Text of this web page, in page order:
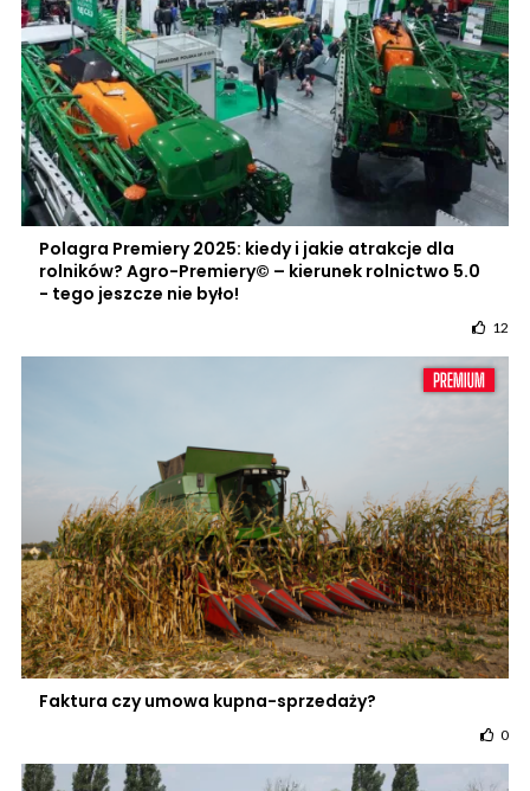
Polagra Premiery 2025: kiedy i jakie atrakcje dla
rolników? Agro-Premiery© – kierunek rolnictwo 5.0
- tego jeszcze nie było!
12
Faktura czy umowa kupna-sprzedaży?
0